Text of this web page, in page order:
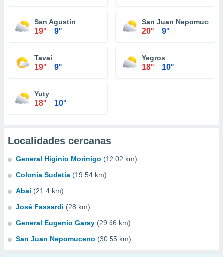
San Agustín
19° 9°
San Juan Nepomuceno
20° 9°
Tavaí
19° 9°
Yegros
18° 10°
Yuty
18° 10°
Localidades cercanas
General Higinio Morinigo (12.02 km)
Colonia Sudetia (19.54 km)
Abaí (21.4 km)
José Fassardi (28 km)
General Eugenio Garay (29.66 km)
San Juan Nepomuceno (30.55 km)